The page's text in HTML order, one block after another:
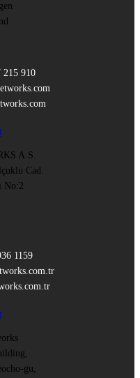
215 910
A.S.
Cad.
No:2
1159
gu,